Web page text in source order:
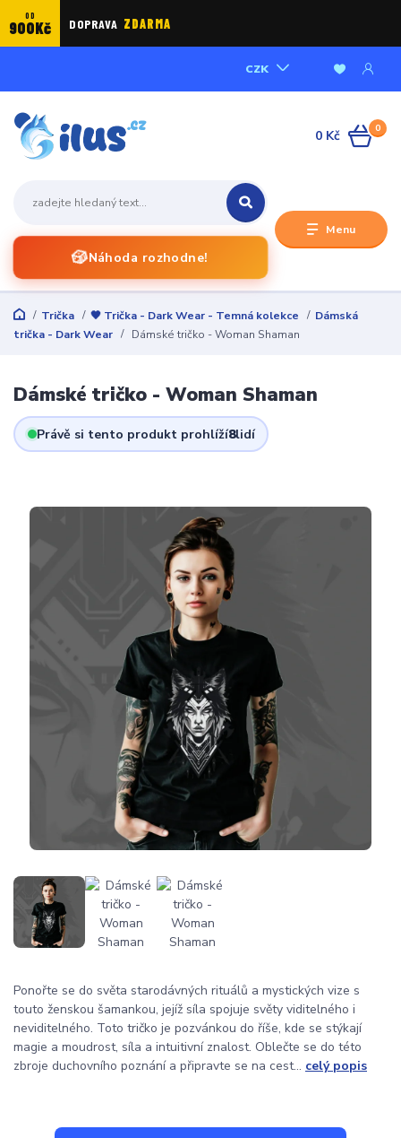
OD
900Kč DOPRAVA ZDARMA
Menu
CZK
🎲Náhoda rozhodne!
0
0 Kč
Trička 🖤 Trička - Dark Wear - Temná kolekce
Dámská
trička - Dark Wear
Dámské tričko - Woman Shaman
Dámské tričko - Woman Shaman
Právě si tento produkt prohlíží8lidí
Ponořte se do světa starodávných rituálů a mystických vize s
touto ženskou šamankou, jejíž síla spojuje světy viditelného i
neviditelného. Toto tričko je pozvánkou do říše, kde se stýkají
magie a moudrost, síla a intuitivní znalost. Oblečte se do této
zbroje duchovního poznání a připravte se na cest... celý popis